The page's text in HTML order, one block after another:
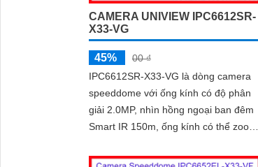
CAMERA UNIVIEW IPC6612SR-
X33-VG
45%
00 ₫
IPC6612SR-X33-VG là dòng camera
speeddome với ống kính có độ phân
giải 2.0MP, nhìn hồng ngoại ban đêm
Smart IR 150m, ống kính có thể zoom
năng thông minh, ngăn chặn xâm